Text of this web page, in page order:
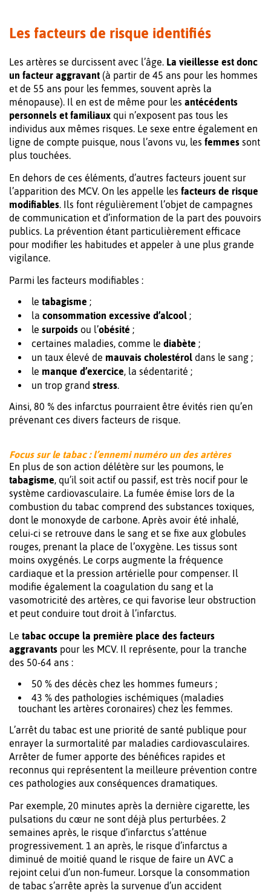
Les facteurs de risque identifiés
Les artères se durcissent avec l’âge. La vieillesse est donc
un facteur aggravant (à partir de 45 ans pour les hommes
et de 55 ans pour les femmes, souvent après la
ménopause). Il en est de même pour les antécédents
personnels et familiaux qui n’exposent pas tous les
individus aux mêmes risques. Le sexe entre également en
ligne de compte puisque, nous l’avons vu, les femmes sont
plus touchées.
En dehors de ces éléments, d’autres facteurs jouent sur
l’apparition des MCV. On les appelle les facteurs de risque
modifiables. Ils font régulièrement l’objet de campagnes
de communication et d’information de la part des pouvoirs
publics. La prévention étant particulièrement efficace
pour modifier les habitudes et appeler à une plus grande
vigilance.
Parmi les facteurs modifiables :
le tabagisme ;
la consommation excessive d’alcool ;
le surpoids ou l’obésité ;
certaines maladies, comme le diabète ;
un taux élevé de mauvais cholestérol dans le sang ;
le manque d’exercice, la sédentarité ;
un trop grand stress.
Ainsi, 80 % des infarctus pourraient être évités rien qu’en
prévenant ces divers facteurs de risque.
Focus sur le tabac : l’ennemi numéro un des artères
En plus de son action délétère sur les poumons, le
tabagisme, qu’il soit actif ou passif, est très nocif pour le
système cardiovasculaire. La fumée émise lors de la
combustion du tabac comprend des substances toxiques,
dont le monoxyde de carbone. Après avoir été inhalé,
celui-ci se retrouve dans le sang et se fixe aux globules
rouges, prenant la place de l’oxygène. Les tissus sont
moins oxygénés. Le corps augmente la fréquence
cardiaque et la pression artérielle pour compenser. Il
modifie également la coagulation du sang et la
vasomotricité des artères, ce qui favorise leur obstruction
et peut conduire tout droit à l’infarctus.
Le tabac occupe la première place des facteurs
aggravants pour les MCV. Il représente, pour la tranche
des 50-64 ans :
50 % des décès chez les hommes fumeurs ;
43 % des pathologies ischémiques (maladies
touchant les artères coronaires) chez les femmes.
L’arrêt du tabac est une priorité de santé publique pour
enrayer la surmortalité par maladies cardiovasculaires.
Arrêter de fumer apporte des bénéfices rapides et
reconnus qui représentent la meilleure prévention contre
ces pathologies aux conséquences dramatiques.
Par exemple, 20 minutes après la dernière cigarette, les
pulsations du cœur ne sont déjà plus perturbées. 2
semaines après, le risque d’infarctus s’atténue
progressivement. 1 an après, le risque d’infarctus a
diminué de moitié quand le risque de faire un AVC a
rejoint celui d’un non-fumeur. Lorsque la consommation
de tabac s’arrête après la survenue d’un accident